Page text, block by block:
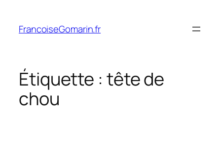
contenu
FrancoiseGomarin.fr
Étiquette : tête de
chou